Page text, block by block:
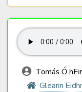
Tomás Ó
Gleann